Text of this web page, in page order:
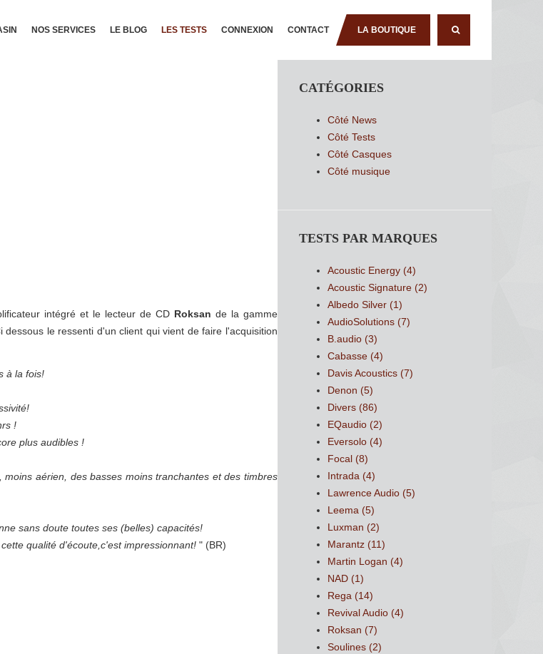
NOS SERVICES LE BLOG LES TESTS CONNEXION CONTACT LA BOUTIQUE
intégré et le lecteur de CD Roksan de la gamme
le ressenti d'un client qui vient de faire l'acquisition
à la fois!
!
plus audibles !
aérien, des basses moins tranchantes et des timbres
sans doute toutes ses (belles) capacités!
qualité d'écoute,c'est impressionnant! " (BR)
CATÉGORIES
Côté News
Côté Tests
Côté Casques
Côté musique
TESTS PAR MARQUES
Acoustic Energy (4)
Acoustic Signature (2)
Albedo Silver (1)
AudioSolutions (7)
B.audio (3)
Cabasse (4)
Davis Acoustics (7)
Denon (5)
Divers (86)
EQaudio (2)
Eversolo (4)
Focal (8)
Intrada (4)
Lawrence Audio (5)
Leema (5)
Luxman (2)
Marantz (11)
Martin Logan (4)
NAD (1)
Rega (14)
Revival Audio (4)
Roksan (7)
Soulines (2)